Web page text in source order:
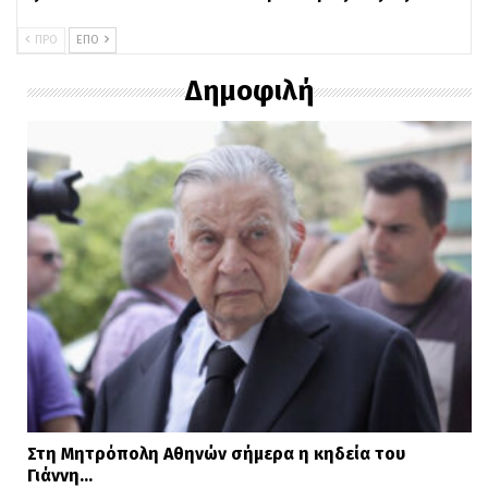
Για επιχειρήσεις των οποίων το
φορολογικό έτος λήγει στις
οι δηλώσεις υποβάλλονται εμπρόθεσμα
από τις 14/3 μέχρι και τις 15/7
η καταβολή του φόρου γίνεται σε οκτώ (8)
ισόποσες μηνιαίες δόσεις, από τις οποίες η
πρώτη καταβάλλεται μέχρι και την 31/7
και οι υπόλοιπες επτά μέχρι την τελευταία
εργάσιμη ημέρα των επτά επόμενων
μηνών (Φεβρουάριος 2026).
ΠΡΟ ΕΠΌ
Δημοφιλή
Στη Μητρόπολη Αθηνών σήμερα η κηδεία του
Γιάννη…